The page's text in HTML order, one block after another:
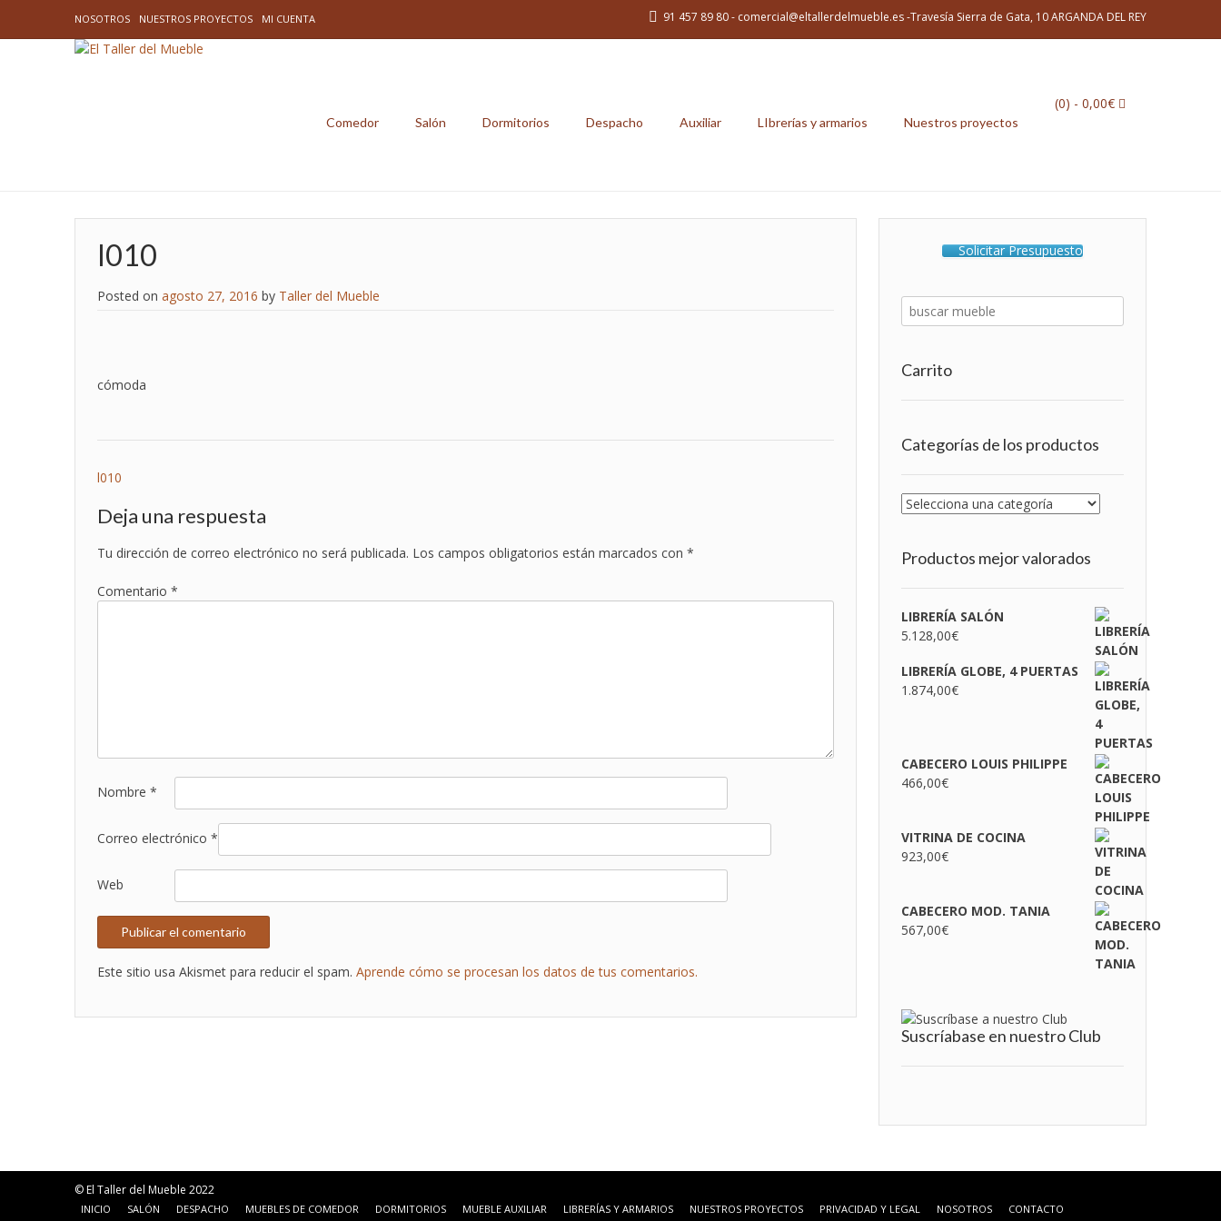
NOSOTROS NUESTROS PROYECTOS MI CUENTA 91 457 89 80 - comercial@eltallerdelmueble.es -Travesía Sierra de Gata, 10 ARGANDA DEL REY
(0) - 0,00€
Comedor Salón Dormitorios Despacho Auxiliar LIbrerías y armarios Nuestros proyectos
l010
Posted on agosto 27, 2016 by Taller del Mueble
cómoda
Navegación
de
entradas
l010
Deja una respuesta
Tu dirección de correo electrónico no será publicada. Los campos obligatorios están marcados con *
Comentario *
Nombre *
Correo electrónico *
Web
Este sitio usa Akismet para reducir el spam. Aprende cómo se procesan los datos de tus comentarios.
Solicitar Presupuesto
Carrito
Categorías de los productos
Productos mejor valorados
LIBRERÍA SALÓN
5.128,00€
LIBRERÍA GLOBE, 4 PUERTAS
1.874,00€
CABECERO LOUIS PHILIPPE
466,00€
VITRINA DE COCINA
923,00€
CABECERO MOD. TANIA
567,00€
Suscríabase en nuestro Club
© El Taller del Mueble 2022
INICIO SALÓN DESPACHO MUEBLES DE COMEDOR DORMITORIOS MUEBLE AUXILIAR LIBRERÍAS Y ARMARIOS NUESTROS PROYECTOS PRIVACIDAD Y LEGAL NOSOTROS CONTACTO